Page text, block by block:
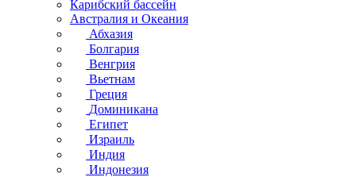
Карибский бассейн
Австралия и Океания
Абхазия
Болгария
Венгрия
Вьетнам
Греция
Доминикана
Египет
Израиль
Индия
Индонезия